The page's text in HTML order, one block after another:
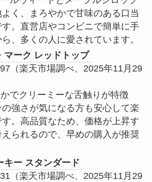
く、まろやかで甘味のある口当
。直営店やコンビニで簡単に手
、多くの人に愛されています。
マーク レッドトップ
（楽天市場調べ、2025年11月29
でクリーミーな舌触りが特徴
強さが気になる方も安心して楽
す。高品質なため、価格が上昇す
られるので、早めの購入が推奨
キー スタンダード
（楽天市場調べ、2025年11月29